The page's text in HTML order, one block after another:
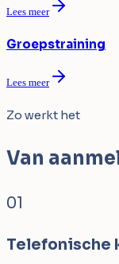
Lees meer
Groepstraining
Lees meer
Zo werkt het
Van
01
Telefonische